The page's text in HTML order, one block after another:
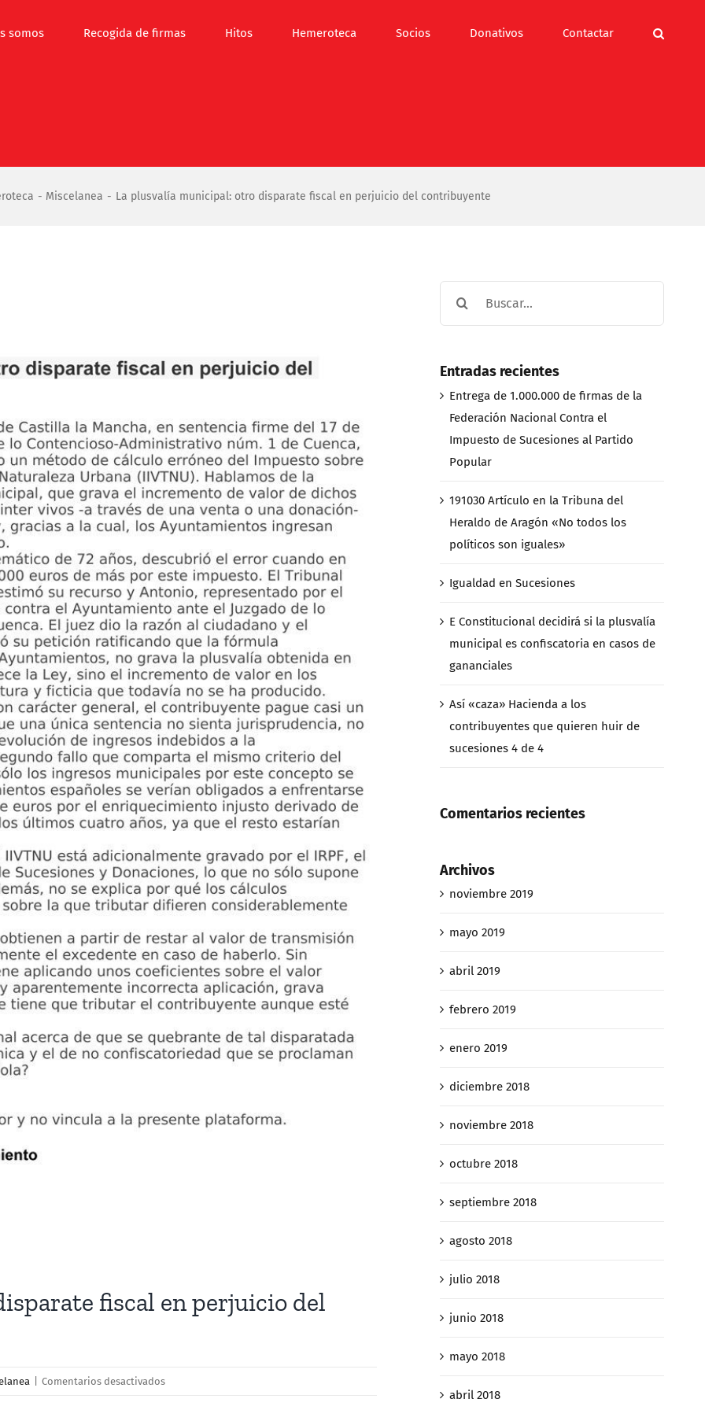
somos Recogida de firmas Hitos Hemeroteca Socios Donativos Contactar
Miscelanea La plusvalía municipal: otro disparate fiscal en perjuicio del contribuyente
fiscal en perjuicio del
Comentarios desactivadosen
Entradas recientes
Entrega de 1.000.000 de firmas de la
Federación Nacional Contra el
Impuesto de Sucesiones al Partido
Popular
191030 Artículo en la Tribuna del
Heraldo de Aragón «No todos los
políticos son iguales»
Igualdad en Sucesiones
E Constitucional decidirá si la plusvalía
municipal es confiscatoria en casos de
gananciales
Así «caza» Hacienda a los
contribuyentes que quieren huir de
sucesiones 4 de 4
Comentarios recientes
Archivos
noviembre 2019
mayo 2019
abril 2019
febrero 2019
enero 2019
diciembre 2018
noviembre 2018
octubre 2018
septiembre 2018
agosto 2018
julio 2018
junio 2018
mayo 2018
abril 2018